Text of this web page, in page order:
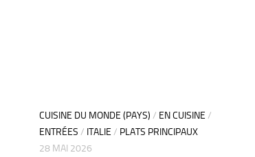
CUISINE DU MONDE (PAYS) / EN CUISINE /
ENTRÉES / ITALIE / PLATS PRINCIPAUX
28 MAI 2026